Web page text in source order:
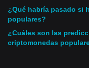
¿Qué habría pasado si
populares?
¿Cuáles son las
criptomonedas